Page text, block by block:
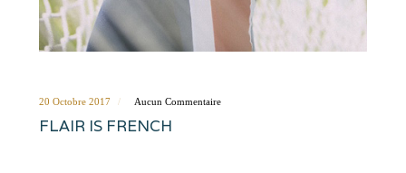
20 Octobre 2017 Aucun Commentaire
FLAIR IS FRENCH